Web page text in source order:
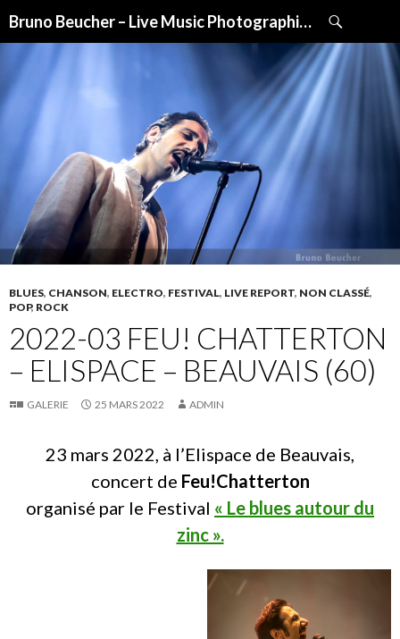
Bruno Beucher – Live Music Photographies
CONTENU
BLUES, CHANSON, ELECTRO, FESTIVAL, LIVE REPORT, NON CLASSÉ,
POP, ROCK
2022-03 FEU! CHATTERTON
– ELISPACE – BEAUVAIS (60)
GALERIE 25 MARS 2022 ADMIN
23 mars 2022, à l’Elispace de Beauvais,
concert de Feu!Chatterton
organisé par le Festival « Le blues autour du
zinc ».